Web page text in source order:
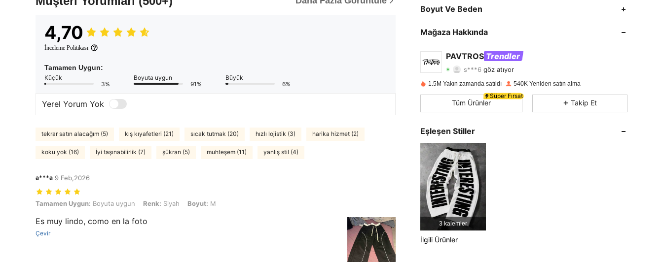
4,70
İnceleme Politikası
Tamamen Uygun:
Küçük
3%
Boyuta uygun
91%
Büyük
6%
Yerel Yorum Yok
tekrar satın alacağım (5) kış kıyafetleri (21) sıcak tutmak (20) hızlı lojistik (3) harika hizmet (2)
koku yok (16) İyi taşınabilirlik (7) şükran (5) muhteşem (11) yanlış stil (4)
a***a 9 Feb,2026
Tamamen Uygun: Boyuta uygun, Renk: Siyah, Boyut: M
Tamamen Uygun: Boyuta uygun Renk: Siyah Boyut: M
Es muy lindo, como en la foto
Çevir
Boyut Ve Beden
Mağaza Hakkında
PAVTROS Trendler
göz atıyor
4,75 Derecelendirme
4.1K
4,75 4.1K 577K
4,75
4,75
4,75
4,75
1.5M Yakın zamanda satıldı 540K Yeniden satın alma
Süper Fırsat
Tüm Ürünler Takip Et
Eşleşen Stiller
3 kalemler
İlgili Ürünler